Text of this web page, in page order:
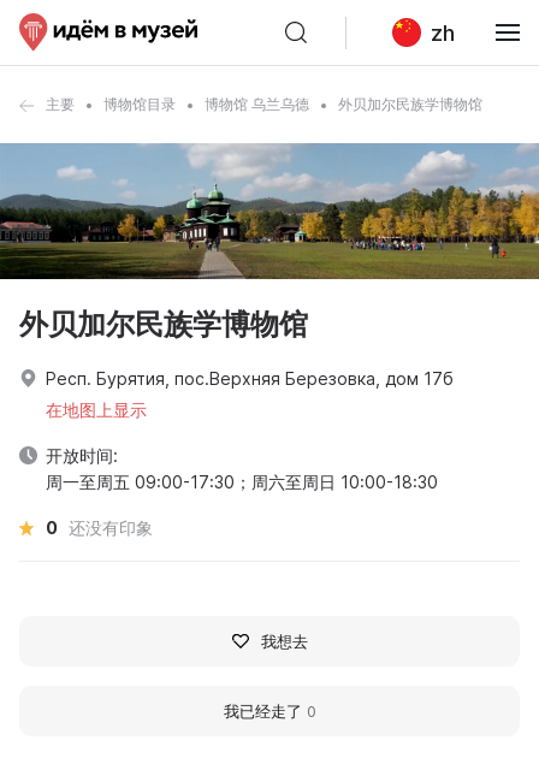
zh
主要 博物馆目录 博物馆 乌兰乌德 外贝加尔民族学博物馆
外贝加尔民族学博物馆
Респ. Бурятия, пос.Верхняя Березовка, дом 17б
在地图上显示
开放时间:
周一至周五 09:00-17:30；周六至周日 10:00-18:30
0 还没有印象
我想去
我已经走了 0